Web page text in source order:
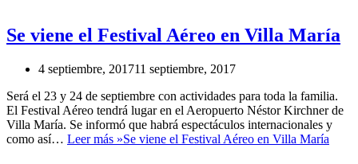
Se viene el Festival Aéreo en Villa María
4 septiembre, 201711 septiembre, 2017
Será el 23 y 24 de septiembre con actividades para toda la familia.
El Festival Aéreo tendrá lugar en el Aeropuerto Néstor Kirchner de
Villa María. Se informó que habrá espectáculos internacionales y
como así… Leer más »Se viene el Festival Aéreo en Villa María